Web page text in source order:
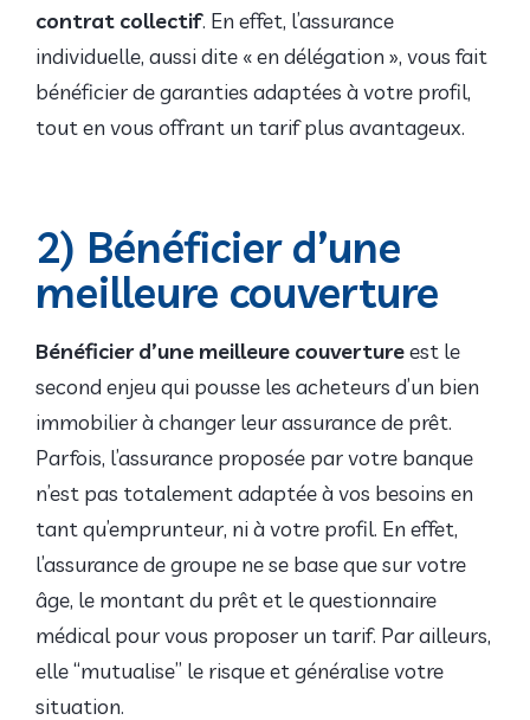
contrat collectif. En effet, l’assurance
individuelle, aussi dite « en délégation », vous fait
bénéficier de garanties adaptées à votre profil,
tout en vous offrant un tarif plus avantageux.
2) Bénéficier d’une
meilleure couverture
Bénéficier d’une meilleure couvertureest le
second enjeu qui pousse les acheteurs d’un bien
immobilier à changer leur assurance de prêt.
Parfois, l’assurance proposée par votre banque
n’est pas totalement adaptée à vos besoins en
tant qu’emprunteur, ni à votre profil. En effet,
l’assurance de groupe ne se base que sur votre
âge, le montant du prêt et le questionnaire
médical pour vous proposer un tarif. Par ailleurs,
elle “mutualise” le risque et généralise votre
situation.